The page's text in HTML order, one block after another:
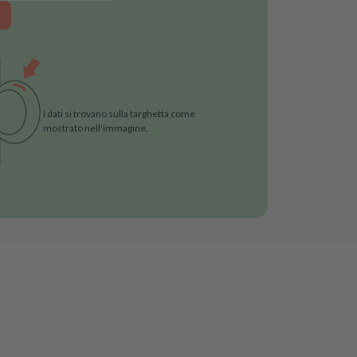
I dati si trovano sulla targhetta come
mostrato nell'immagine.